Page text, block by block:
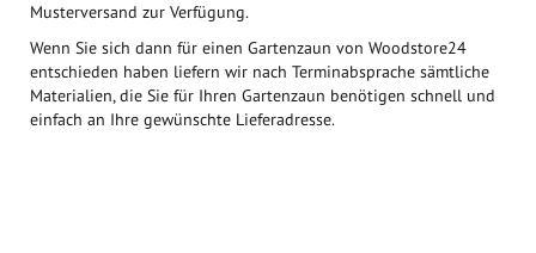
Musterversand zur Verfügung.
Wenn Sie sich dann für einen Gartenzaun von Woodstore24
entschieden haben liefern wir nach Terminabsprache sämtliche
Materialien, die Sie für Ihren Gartenzaun benötigen schnell und
einfach an Ihre gewünschte Lieferadresse.